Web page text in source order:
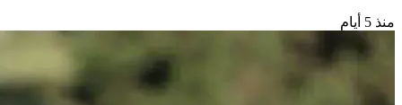
منذ 5 أيام